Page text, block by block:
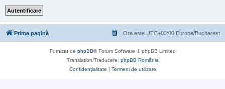
Prima pagină Ora este UTC+03:00 Europe/Bucharest
Furnizat de phpBB® Forum Software © phpBB Limited
Translation/Traducere: phpBB România
Confidenţialitate | Termeni de utilizare